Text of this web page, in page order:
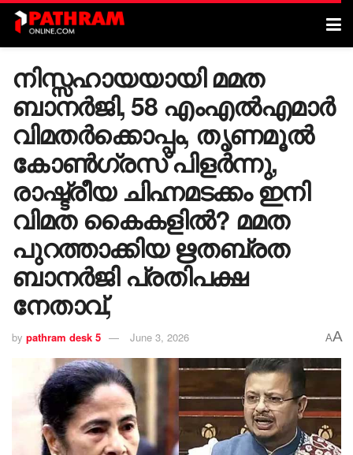
നിസ്സ​ഹായയായി മമത
ബാനർജി, 58 എംഎൽഎമാർ
വിമതർക്കൊപ്പം, തൃണമൂൽ
കോൺഗ്രസ് പിളർന്നു,
രാഷ്ട്രീയ ചിഹ്നമടക്കം ഇനി
വിമത കൈകളിൽ? മമത
പുറത്താക്കിയ ഋതബ്രത
ബാനർജി പ്രതിപക്ഷ
നേതാവ്,
by pathram desk 5 June 3, 2026 AA